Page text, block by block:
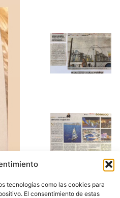
tecnologías como las cookies para
El consentimiento de estas